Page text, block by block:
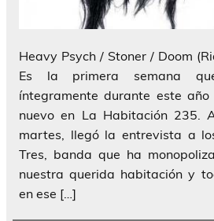
Heavy Psych / Stoner / Doom
Es la primera semana
íntegramente durante este
nuevo en La Habitación 235.
martes, llegó la entrevista a
Tres, banda que ha
nuestra querida habitación y
en ese […]